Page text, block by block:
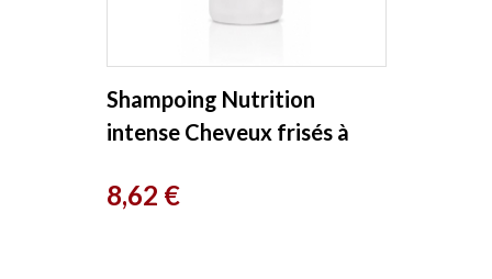
Shampoing Nutrition
intense Cheveux frisés à
Prix
8,62 €